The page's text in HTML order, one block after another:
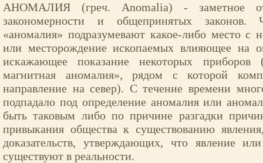
АНОМАЛИЯ (греч. Anomalia) - заметное
закономерности и общепринятых законов.
«аномалия» подразумевают какое-либо место с
или месторождение ископаемых влияющее на
искажающее показание некоторых приборов
магнитная аномалия», рядом с которой
направление на север). С течение времени
подпадало под определение аномалия или
быть таковым либо по причине разгадки
привыкания общества к существованию
доказательств, утверждающих, что явление
существуют в реальности.